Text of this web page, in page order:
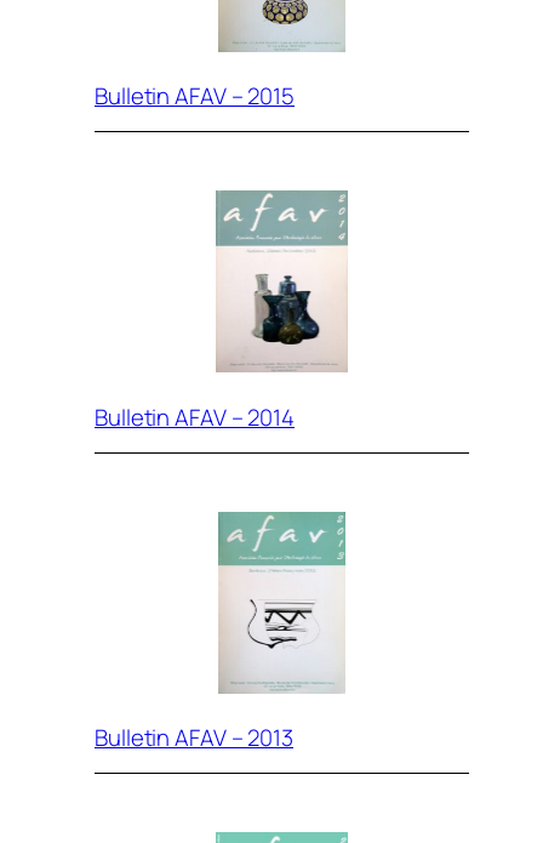
Bulletin AFAV – 2015
Bulletin AFAV – 2014
Bulletin AFAV – 2013